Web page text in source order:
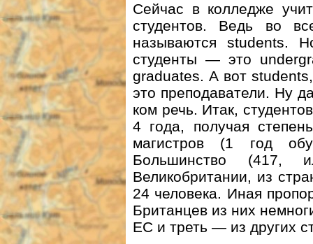
Сейчас в колледже
студентов. Ведь во
называются students.
студенты — это
graduates. А вот
это преподаватели. Ну
ком речь. Итак,
4 года, получая
магистров (1 год
Большинство (417,
Великобритании, из
24 человека. Иная
Британцев из них
ЕС и треть — из других